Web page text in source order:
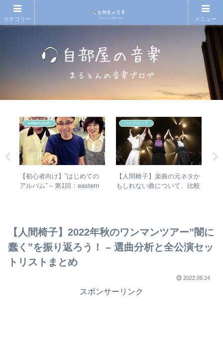
eastern youth
【初心者向け】”はじめての
アルバム” – 第1回：eastern
ハードロック
【人間椅子】楽曲の元ネタか
もしれない曲について、比較
【人間椅子】2022年秋のワンマンツアー”闇に
蠢く”を振り返ろう！ – 選曲分析と全公演セッ
トリストまとめ
2022.09.24
スポンサーリンク
カテゴリー メニュー